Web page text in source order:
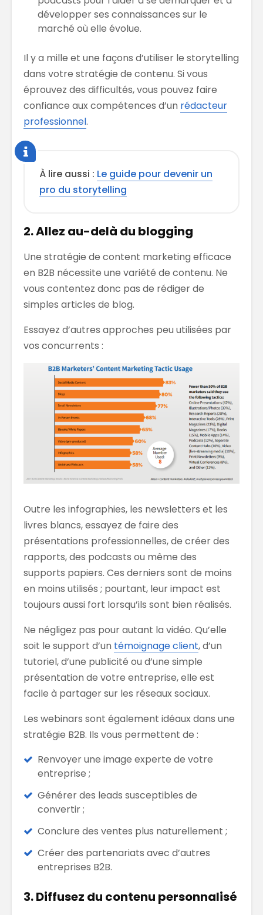
développer ses connaissances sur le
marché où elle évolue.
Il y a mille et une façons d’utiliser le storytelling
dans votre stratégie de contenu. Si vous
éprouvez des difficultés, vous pouvez faire
confiance aux compétences d’un rédacteur
professionnel.
À lire aussi : Le guide pour devenir un
pro du storytelling
2. Allez au-delà du blogging
Une stratégie de content marketing efficace
en B2B nécessite une variété de contenu. Ne
vous contentez donc pas de rédiger de
simples articles de blog.
Essayez d’autres approches peu utilisées par
vos concurrents :
Outre les infographies, les newsletters et les
livres blancs, essayez de faire des
présentations professionnelles, de créer des
rapports, des podcasts ou même des
supports papiers. Ces derniers sont de moins
en moins utilisés ; pourtant, leur impact est
toujours aussi fort lorsqu’ils sont bien réalisés.
Ne négligez pas pour autant la vidéo. Qu’elle
soit le support d’un témoignage client, d’un
tutoriel, d’une publicité ou d’une simple
présentation de votre entreprise, elle est
facile à partager sur les réseaux sociaux.
Les webinars sont également idéaux dans une
stratégie B2B. Ils vous permettent de :
Renvoyer une image experte de votre
entreprise ;
Générer des leads susceptibles de
convertir ;
Conclure des ventes plus naturellement ;
Créer des partenariats avec d’autres
entreprises B2B.
3. Diffusez du contenu personnalisé